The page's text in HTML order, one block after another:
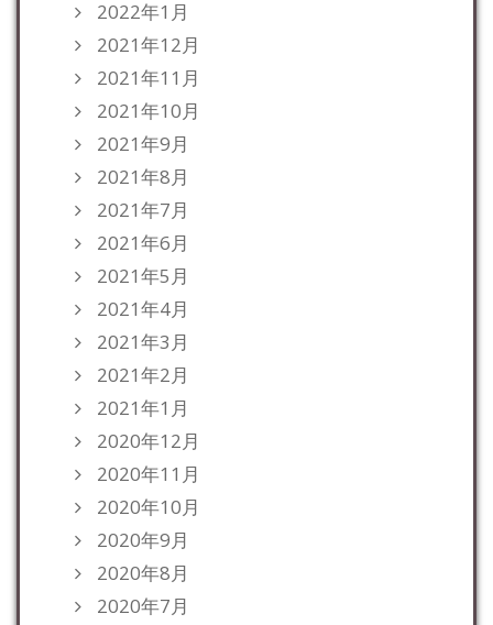
2022年1月
2021年12月
2021年11月
2021年10月
2021年9月
2021年8月
2021年7月
2021年6月
2021年5月
2021年4月
2021年3月
2021年2月
2021年1月
2020年12月
2020年11月
2020年10月
2020年9月
2020年8月
2020年7月